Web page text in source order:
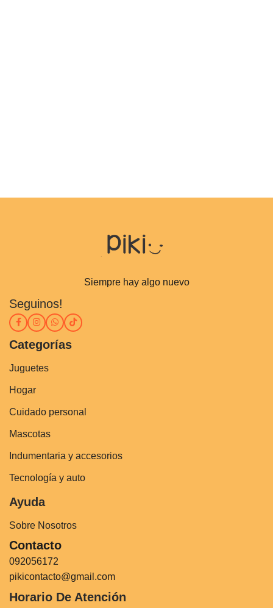
Siempre hay algo nuevo
Seguinos!
Categorías
Juguetes
Hogar
Cuidado personal
Mascotas
Indumentaria y accesorios
Tecnología y auto
Ayuda
Sobre Nosotros
Contacto
092056172
pikicontacto@gmail.com
Horario De Atención